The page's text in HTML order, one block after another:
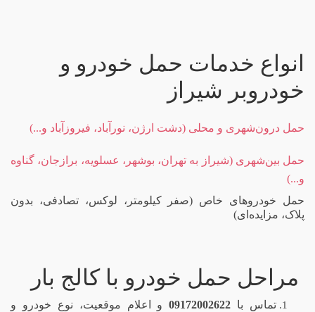
انواع خدمات حمل خودرو و
خودروبر شیراز
حمل درون‌شهری و محلی (دشت ارژن، نورآباد، فیروزآباد و...)
حمل بین‌شهری (شیراز به تهران، بوشهر، عسلویه، برازجان، گناوه
و...)
حمل خودروهای خاص (صفر کیلومتر، لوکس، تصادفی، بدون
پلاک، مزایده‌ای)
مراحل حمل خودرو با کالج بار
تماس با 09172002622و اعلام موقعیت، نوع خودرو و